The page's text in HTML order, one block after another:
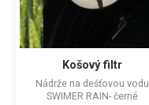
Košový filtr
Nádrže na dešťovou vodu
SWIMER RAIN- černé